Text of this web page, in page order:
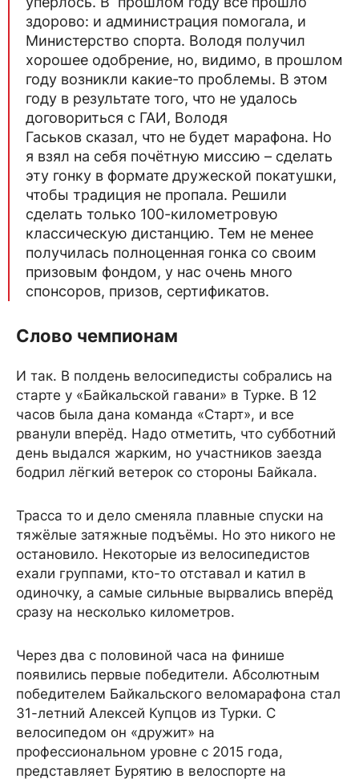
здорово: и администрация помогала, и
Министерство спорта. Володя получил
хорошее одобрение, но, видимо, в прошлом
году возникли какие-то проблемы. В этом
году в результате того, что не удалось
договориться с ГАИ, Володя
Гаськов сказал, что не будет марафона. Но
я взял на себя почётную миссию – сделать
эту гонку в формате дружеской покатушки,
чтобы традиция не пропала. Решили
сделать только 100-километровую
классическую дистанцию. Тем не менее
получилась полноценная гонка со своим
призовым фондом, у нас очень много
спонсоров, призов, сертификатов.
Слово чемпионам
И так. В полдень велосипедисты собрались на
старте у «Байкальской гавани» в Турке. В 12
часов была дана команда «Старт», и все
рванули вперёд. Надо отметить, что субботний
день выдался жарким, но участников заезда
бодрил лёгкий ветерок со стороны Байкала.
Трасса то и дело сменяла плавные спуски на
тяжёлые затяжные подъёмы. Но это никого не
остановило. Некоторые из велосипедистов
ехали группами, кто-то отставал и катил в
одиночку, а самые сильные вырвались вперёд
сразу на несколько километров.
Через два с половиной часа на финише
появились первые победители. Абсолютным
победителем Байкальского веломарафона стал
31-летний Алексей Купцов из Турки. С
велосипедом он «дружит» на
профессиональном уровне с 2015 года,
представляет Бурятию в велоспорте на